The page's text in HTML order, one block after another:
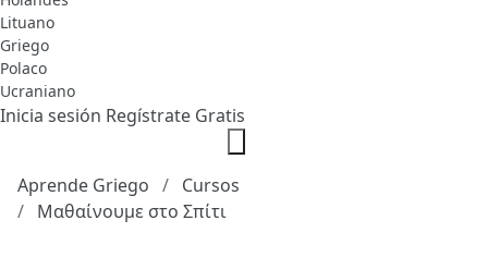
Lituano
Griego
Polaco
Ucraniano
Inicia sesión Regístrate Gratis
Aprende Griego
Cursos
Μαθαίνουμε στο Σπίτι